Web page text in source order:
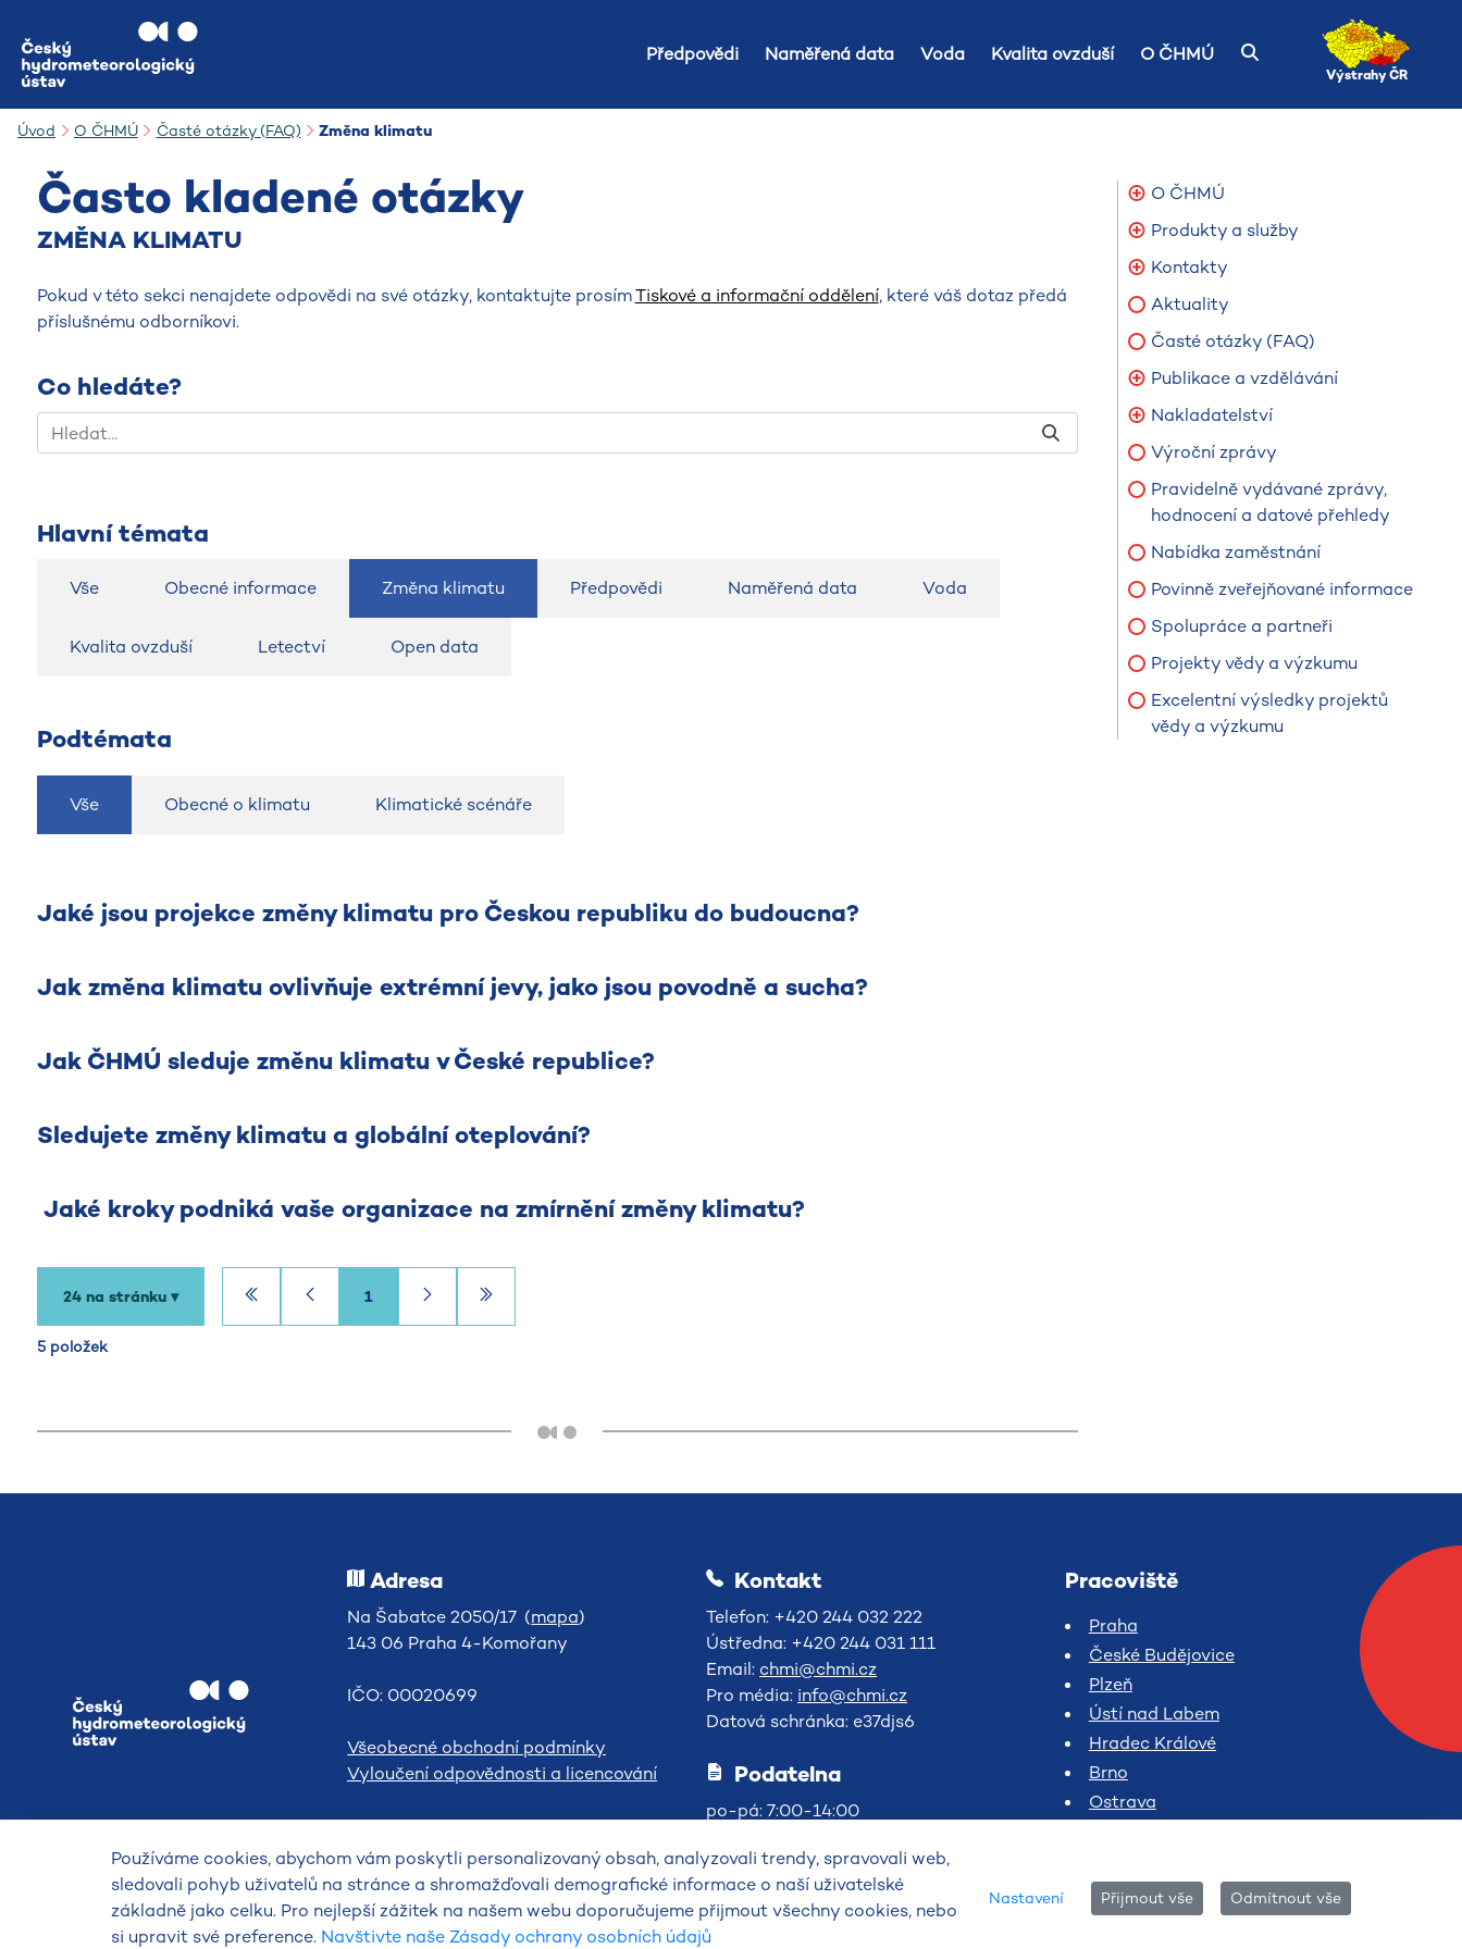
Předpovědi
Naměřená data Voda Kvalita ovzduší O ČHMÚ
Výstrahy ČR
Úvod O ČHMÚ Časté otázky (FAQ) Změna klimatu
Často kladené otázky
ZMĚNA KLIMATU
Pokud v této sekci nenajdete odpovědi na své otázky, kontaktujte prosímTiskové a informační oddělení, které váš dotaz předá
příslušnému odborníkovi.
Co hledáte?
Hlavní témata
Vše Obecné informace Změna klimatu Předpovědi Naměřená data Voda
Kvalita ovzduší Letectví Open data
Podtémata
Vše Obecné o klimatu Klimatické scénáře
Jaké jsou projekce změny klimatu pro Českou republiku do budoucna?
Jak změna klimatu ovlivňuje extrémní jevy, jako jsou povodně a sucha?
Jak ČHMÚ sleduje změnu klimatu v České republice?
Sledujete změny klimatu a globální oteplování?
Jaké kroky podniká vaše organizace na zmírnění změny klimatu?
24 na stránku ▾ 1
5 položek
O ČHMÚ
Produkty a služby
Kontakty
Aktuality
Časté otázky (FAQ)
Publikace a vzdělávání
Nakladatelství
Výroční zprávy
Pravidelně vydávané zprávy,
hodnocení a datové přehledy
Nabídka zaměstnání
Povinně zveřejňované informace
Spolupráce a partneři
Projekty vědy a výzkumu
Excelentní výsledky projektů
vědy a výzkumu
Adresa
Na Šabatce 2050/17 (mapa)
143 06 Praha 4-Komořany
IČO: 00020699
Všeobecné obchodní podmínky
Vyloučení odpovědnosti a licencování
Kontakt
Telefon: +420 244 032 222
Ústředna: +420 244 031 111
Email: chmi@chmi.cz
Pro média: info@chmi.cz
Datová schránka: e37djs6
Podatelna
po-pá: 7:00-14:00
Pracoviště
Praha
České Budějovice
Plzeň
Ústí nad Labem
Hradec Králové
Brno
Ostrava
2026Český hydrometeorologický
Používáme cookies, abychom vám poskytli personalizovaný obsah, analyzovali trendy, spravovali web,
sledovali pohyb uživatelů na stránce a shromažďovali demografické informace o naší uživatelské
základně jako celku. Pro nejlepší zážitek na našem webu doporučujeme přijmout všechny cookies, nebo
si upravit své preference. Navštivte naše Zásady ochrany osobních údajů
Nastavení Přijmout vše Odmítnout vše